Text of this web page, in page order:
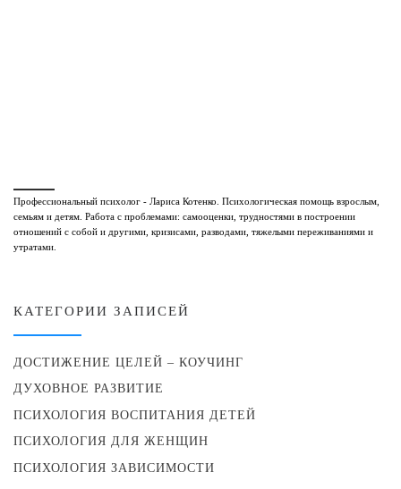
Профессиональный психолог - Лариса Котенко. Психологическая помощь взрослым,
семьям и детям. Работа с проблемами: самооценки, трудностями в построении
отношений с собой и другими, кризисами, разводами, тяжелыми переживаниями и
утратами.
КАТЕГОРИИ ЗАПИСЕЙ
ДОСТИЖЕНИЕ ЦЕЛЕЙ – КОУЧИНГ
ДУХОВНОЕ РАЗВИТИЕ
ПСИХОЛОГИЯ ВОСПИТАНИЯ ДЕТЕЙ
ПСИХОЛОГИЯ ДЛЯ ЖЕНЩИН
ПСИХОЛОГИЯ ЗАВИСИМОСТИ